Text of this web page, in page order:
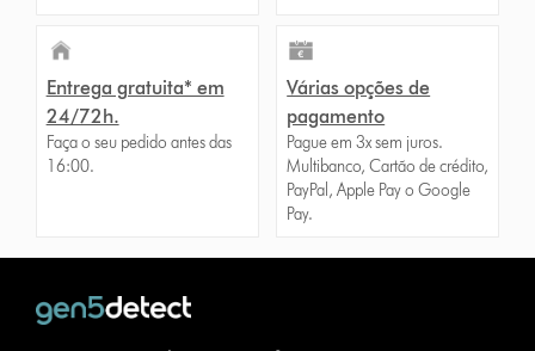
Entrega gratuita* em
24/72h.
Faça o seu pedido antes das
16:00.
Várias opções de
pagamento
Pague em 3x sem juros.
Multibanco, Cartão de crédito,
PayPal, Apple Pay o Google
Pay.